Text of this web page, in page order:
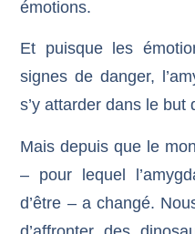
émotions.
Et puisque les
signes de danger,
s’y attarder dans le but
Mais depuis que le
– pour lequel
d’être – a changé.